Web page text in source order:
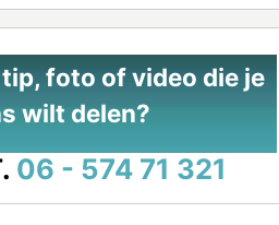
tip, foto of video die je
wilt delen?
06 - 574 71 321